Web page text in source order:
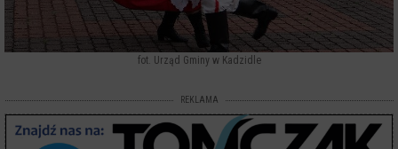
fot. Urząd Gminy w Kadzidle
REKLAMA